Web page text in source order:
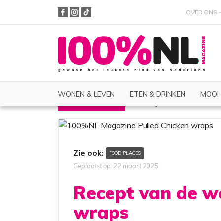
OVER ONS
WONEN & LEVEN ETEN & DRINKEN MOOI
Zoeken
Zie ook: FOOD PLACES
Geplaatst op: 22 maart 2025
Recept van de
wraps